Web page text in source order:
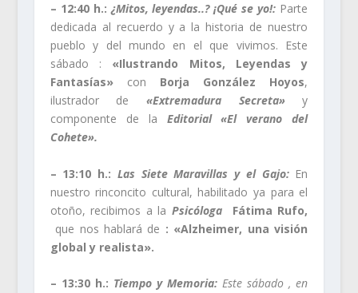
– 12:40 h.:¿Mitos, leyendas..? ¡Qué se yo!: Parte
dedicada al recuerdo y a la historia de nuestro
pueblo y del mundo en el que vivimos. Este
sábado : «Ilustrando Mitos, Leyendas y
Fantasías»con Borja González Hoyos,
ilustrador de «Extremadura Secreta»
y
componente de la Editorial «El verano del
Cohete».
– 13:10 h.: Las Siete Maravillas y el Gajo: En
nuestro rinconcito cultural, habilitado ya para el
otoño, recibimos a la PsicólogaFátima Rufo,
que nos hablará de : «Alzheimer, una visión
global y realista».
– 13:30 h.: Tiempo y Memoria:Este sábado , en